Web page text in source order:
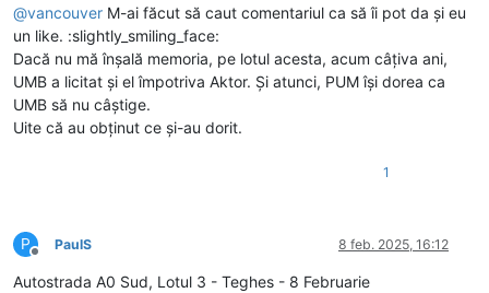
@vancouver M-ai făcut să caut comentariul ca să îi pot da și eu
un like. :slightly_smiling_face:
Dacă nu mă înșală memoria, pe lotul acesta, acum câțiva ani,
UMB a licitat și el împotriva Aktor. Și atunci, PUM își dorea ca
UMB să nu câștige.
Uite că au obținut ce și-au dorit.
1
P
Deconectat
PaulS 8 feb. 2025, 16:12
Autostrada A0 Sud, Lotul 3 - Teghes - 8 Februarie